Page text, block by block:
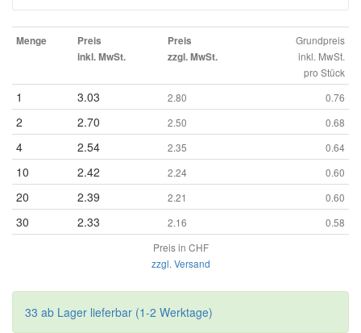
Menge
Preis
inkl. MwSt.
Preis
zzgl. MwSt.
Grundpreis
inkl. MwSt.
pro Stück
1 3.03 2.80 0.76
2 2.70 2.50 0.68
4 2.54 2.35 0.64
10 2.42 2.24 0.60
20 2.39 2.21 0.60
30 2.33 2.16
0.58
Preis in CHF
zzgl. Versand
33 ab Lager lieferbar (1-2 Werktage)